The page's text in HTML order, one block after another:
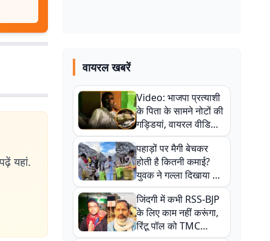
यहां.
वायरल खबरें
Video: भाजपा प्रत्याशी
के पिता के सामने नोटों की
गड्डियां, वायरल वीडियो
से राजनीति में उबाल,
अजित महतो बोले- TMC
की गंदी चाल
पहाड़ों पर मैगी बेचकर
होती है कितनी कमाई?
युवक ने गल्ला दिखाया तो
नौकरी वालों के खड़े हो गए
कान
जिंदगी में कभी RSS-BJP
के लिए काम नहीं करूंगा,
रिंटू पॉल को TMC